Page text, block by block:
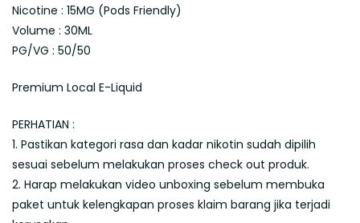
Nicotine : 15MG (Pods Friendly)
Volume : 30ML
PG/VG : 50/50
Premium Local E-Liquid
PERHATIAN :
1. Pastikan kategori rasa dan kadar nikotin sudah dipilih
sesuai sebelum melakukan proses check out produk.
2. Harap melakukan video unboxing sebelum membuka
paket untuk kelengkapan proses klaim barang jika terjadi